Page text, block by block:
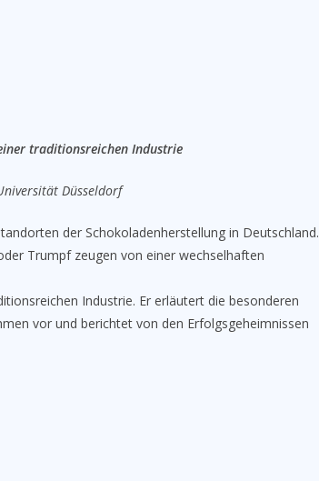
traditionsreichen Industrie
Düsseldorf
der Schokoladenherstellung in Deutschland.
Trumpf zeugen von einer wechselhaften
Industrie. Er erläutert die besonderen
vor und berichtet von den Erfolgsgeheimnissen